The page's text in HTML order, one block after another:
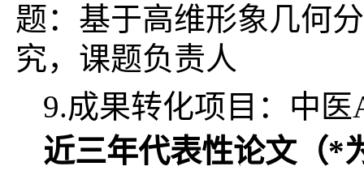
题：基于高维形象几何
究，课题负责人
9.成果转化项目：中医
近三年代表性论文（*